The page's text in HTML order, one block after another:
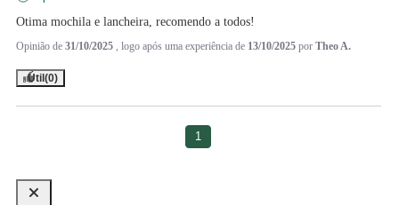
Otima mochila e lancheira, recomendo a todos!
Opinião de 31/10/2025 , logo após uma experiência de 13/10/2025 por Theo A.
Útil(0)
1